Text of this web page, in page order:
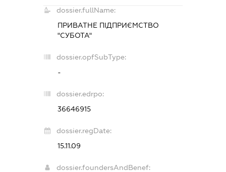
dossier.fullName:
ПРИВАТНЕ ПІДПРИЄМСТВО
"СУБОТА"
dossier.opfSubType:
-
dossier.edrpo:
36646915
dossier.regDate:
15.11.09
dossier.foundersAndBenef: